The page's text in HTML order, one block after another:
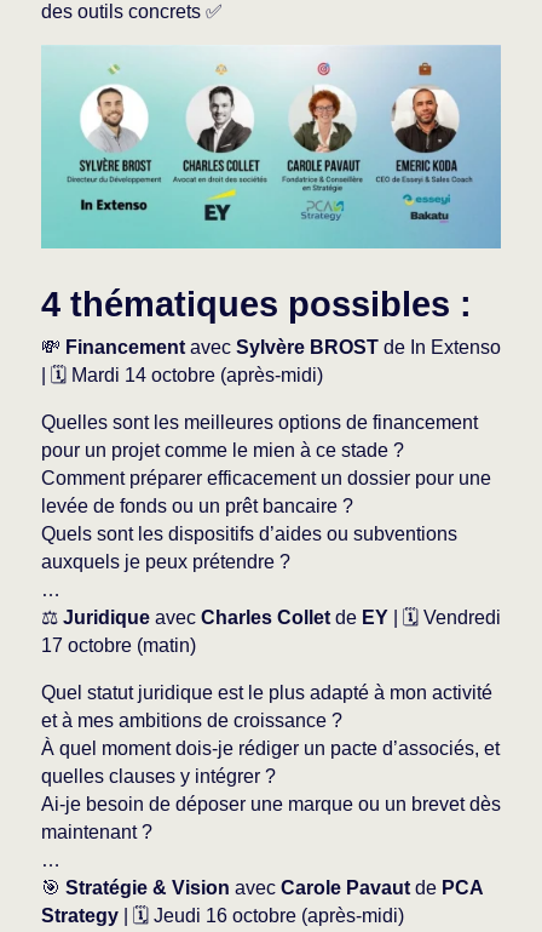
des outils concrets ✅
4 thématiques possibles :
💸 Financementavec Sylvère BROSTde In Extenso
| 🗓 Mardi 14 octobre (après-midi)
Quelles sont les meilleures options de financement
pour un projet comme le mien à ce stade ?
Comment préparer efficacement un dossier pour une
levée de fonds ou un prêt bancaire ?
Quels sont les dispositifs d’aides ou subventions
auxquels je peux prétendre ?
…
⚖️ Juridiqueavec Charles ColletdeEY| 🗓 Vendredi
17 octobre (matin)
Quel statut juridique est le plus adapté à mon activité
et à mes ambitions de croissance ?
À quel moment dois-je rédiger un pacte d’associés, et
quelles clauses y intégrer ?
Ai-je besoin de déposer une marque ou un brevet dès
maintenant ?
…
🎯 Stratégie & Vision avec Carole Pavautde PCA
Strategy| 🗓 Jeudi 16 octobre (après-midi)